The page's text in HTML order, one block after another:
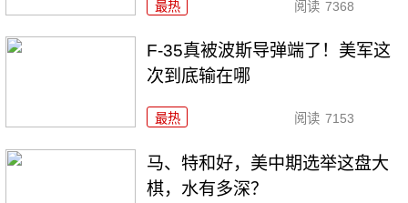
最热 阅读 7368
F-35真被波斯导弹端了！美军这
次到底输在哪
最热 阅读 7153
马、特和好，美中期选举这盘大
棋，水有多深？